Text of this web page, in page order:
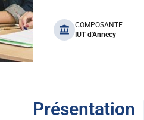
benefits
COMPOSANTE
IUT d'Annecy
Présentation